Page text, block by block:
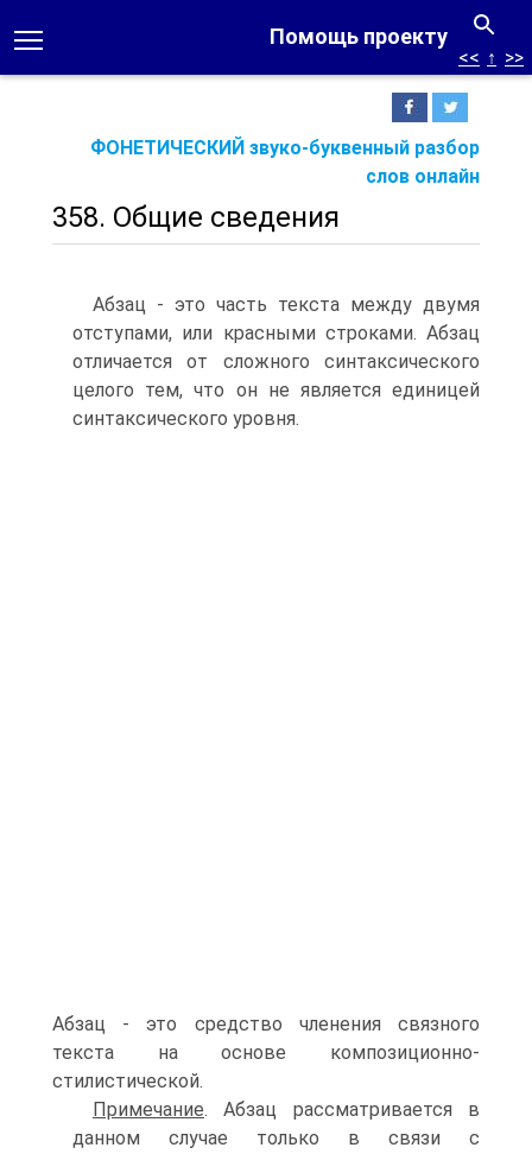
Помощь проекту
ФОНЕТИЧЕСКИЙ звуко-буквенный разбор
слов онлайн
<< ↑ >>
358. Общие сведения
Абзац - это часть текста между двумя
отступами, или красными строками. Абзац
отличается от сложного синтаксического
целого тем, что он не является единицей
синтаксического уровня.
Абзац - это средство членения связного
текста на основе композиционно-
стилистической.
Примечание. Абзац рассматривается в
данном случае только в связи с